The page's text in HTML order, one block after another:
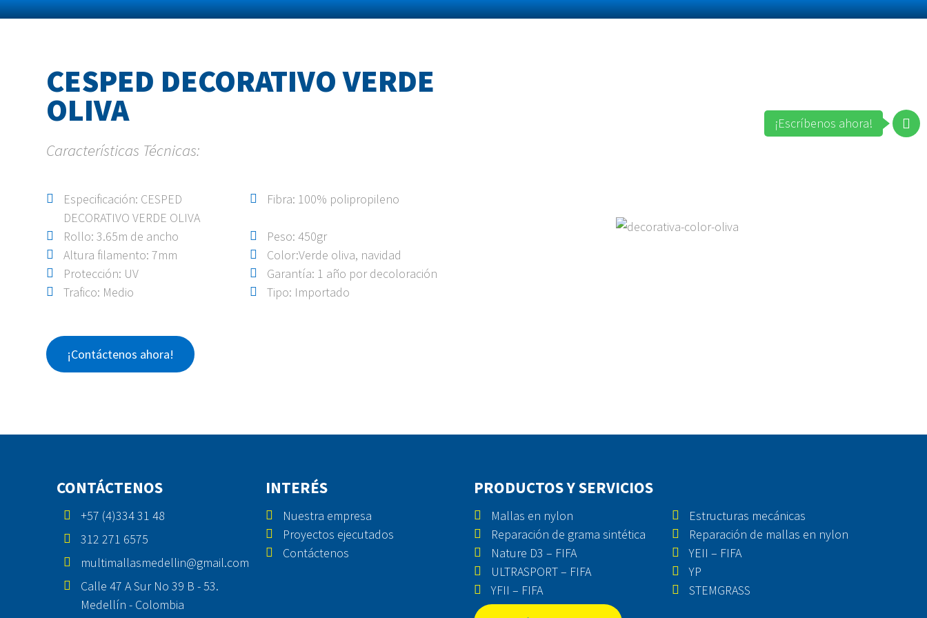
¡Escríbenos ahora!
CESPED DECORATIVO VERDE
OLIVA
Características Técnicas:
Especificación: CESPED
DECORATIVO VERDE OLIVA
Fibra: 100% polipropileno
Rollo: 3.65m de ancho
Peso: 450gr
Altura filamento: 7mm
Color:Verde oliva, navidad
Protección: UV
Garantía: 1 año por decoloración
Trafico: Medio
Tipo: Importado
¡Contáctenos ahora!
CONTÁCTENOS
+57 (4)334 31 48
312 271 6575
multimallasmedellin@gmail.com
Calle 47 A Sur No 39 B - 53.
Medellín - Colombia
INTERÉS
Nuestra empresa
Proyectos ejecutados
Contáctenos
PRODUCTOS Y SERVICIOS
Mallas en nylon
Estructuras mecánicas
Reparación de grama sintética
Reparación de mallas en nylon
Nature D3 – FIFA
YEII – FIFA
ULTRASPORT – FIFA
YP
YFII – FIFA
STEMGRASS